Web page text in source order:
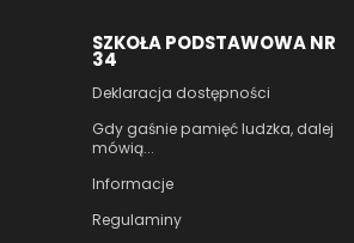
SZKOŁA PODSTAWOWA NR
34
Deklaracja dostępności
Gdy gaśnie pamięć ludzka, dalej
mówią...
Informacje
Regulaminy